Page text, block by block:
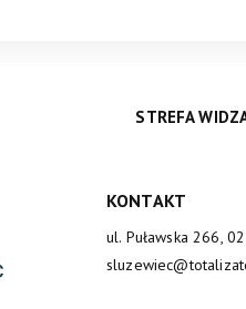
STREFA
KONTAKT
ul. Puławska 266,